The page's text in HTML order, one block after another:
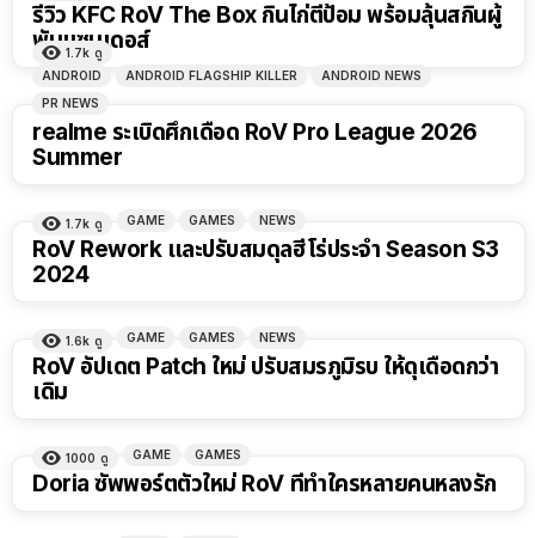
รีวิว KFC RoV The Box กินไก่ตีป้อม พร้อมลุ้นสกินผู้
พันแซนเดอส์
1.7k ดู
ANDROID
ANDROID FLAGSHIP KILLER
ANDROID NEWS
PR NEWS
realme ระเบิดศึกเดือด RoV Pro League 2026
Summer
1.7k ดู GAME GAMES NEWS
RoV Rework และปรับสมดุลฮีโร่ประจำ Season S3
2024
1.6k ดู GAME GAMES NEWS
RoV อัปเดต Patch ใหม่ ปรับสมรภูมิรบ ให้ดุเดือดกว่า
เดิม
1000 ดู GAME GAMES
Doria ซัพพอร์ตตัวใหม่ RoV ที่ทำใครหลายคนหลงรัก